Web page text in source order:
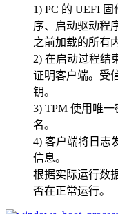
1) PC 的 UEFI
序、启动驱动程
之前加载的所有
2) 在启动过程结
证明客户端。受
钥。
3) TPM 使用唯
名。
4) 客户端将日志
信息。
根据实际运行数
否在正常运行。